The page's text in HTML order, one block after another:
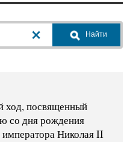
Найти
ход, посвященный
со дня рождения
императора Николая II